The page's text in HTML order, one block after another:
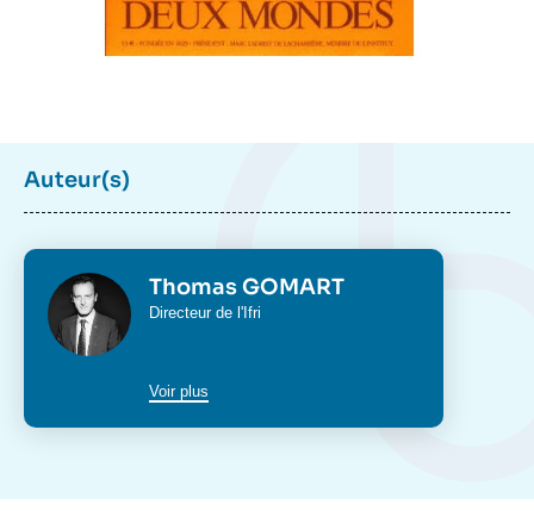
Auteur(s)
Photo Thomas GOMART
Intitulé
Directeur de l'Ifri
Voir plus